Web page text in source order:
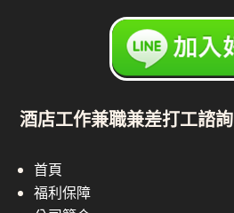
酒店工作兼職兼差打工諮詢
首頁
福利保障